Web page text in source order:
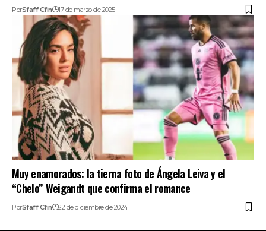
PorSfaff Cfin 17 de marzo de 2025
Muy enamorados: la tierna foto de Ángela Leiva y el
“Chelo” Weigandt que confirma el romance
PorSfaff Cfin 22 de diciembre de 2024